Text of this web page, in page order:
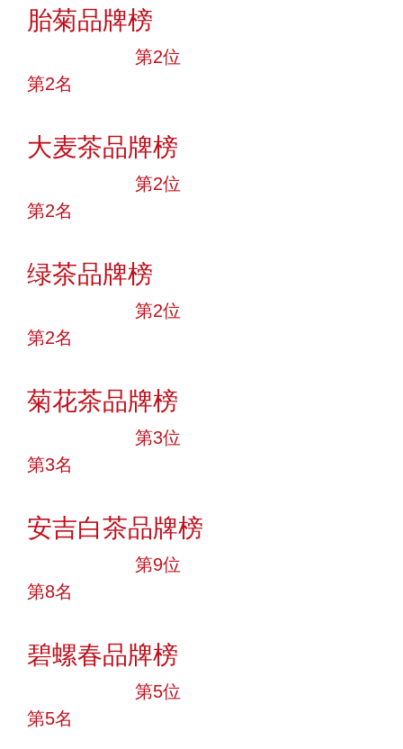
胎菊品牌榜
第2位
第2名
大麦茶品牌榜
第2位
第2名
绿茶品牌榜
第2位
第2名
菊花茶品牌榜
第3位
第3名
安吉白茶品牌榜
第9位
第8名
碧螺春品牌榜
第5位
第5名